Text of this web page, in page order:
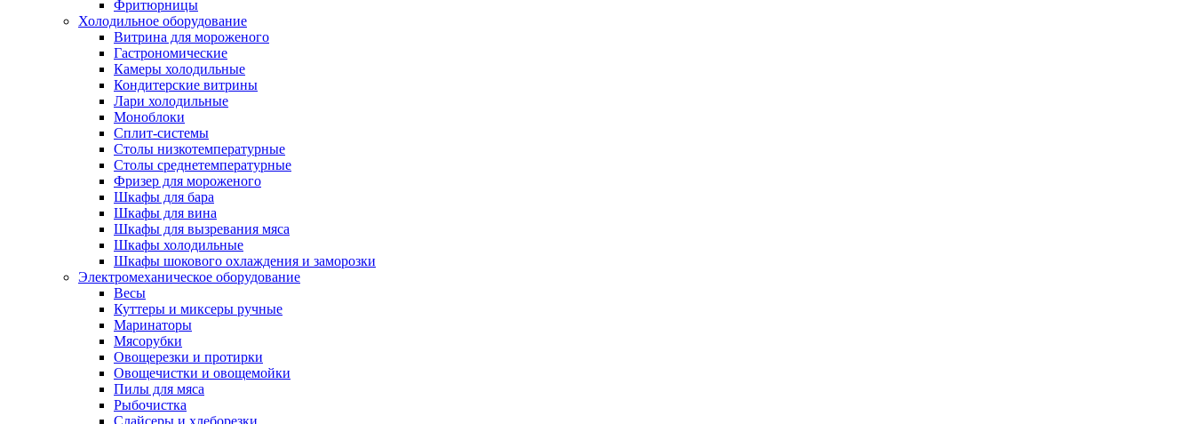
Фритюрницы
Холодильное оборудование
Витрина для мороженого
Гастрономические
Камеры холодильные
Кондитерские витрины
Лари холодильные
Моноблоки
Сплит-системы
Столы низкотемпературные
Столы среднетемпературные
Фризер для мороженого
Шкафы для бара
Шкафы для вина
Шкафы для вызревания мяса
Шкафы холодильные
Шкафы шокового охлаждения и заморозки
Электромеханическое оборудование
Весы
Куттеры и миксеры ручные
Маринаторы
Мясорубки
Овощерезки и протирки
Овощечистки и овощемойки
Пилы для мяса
Рыбочистка
Слайсеры и хлеборезки